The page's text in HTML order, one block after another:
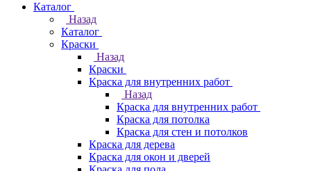
Каталог
Назад
Каталог
Краски
Назад
Краски
Краска для внутренних работ
Назад
Краска для внутренних работ
Краска для потолка
Краска для стен и потолков
Краска для дерева
Краска для окон и дверей